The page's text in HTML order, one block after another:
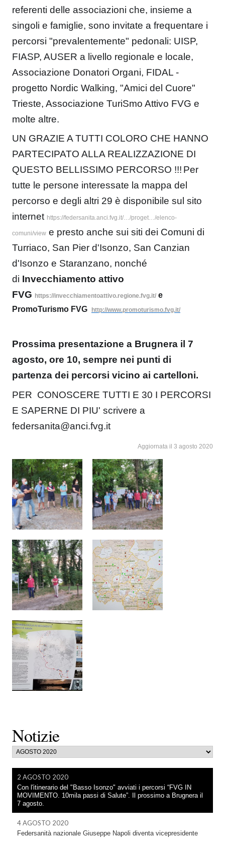
Notizie
2 AGOSTO 2020
Con l'itinerario del "Basso Isonzo" avviati i percorsi “FVG IN
MOVIMENTO. 10mila passi di Salute”. Il prossimo a Brugnera il
7 agosto.
4 AGOSTO 2020
Federsanità nazionale Giuseppe Napoli diventa vicepresidente
referenti delle associazioni che, insieme a
singoli e famiglie, sono invitate a frequentare i
percorsi "prevalentemente" pedonali: UISP,
FIASP, AUSER a livello regionale e locale,
Associazione Donatori Organi, FIDAL -
progetto Nordic Walking, "Amici del Cuore"
Trieste, Associazione TuriSmo Attivo FVG e
molte altre.
UN GRAZIE A TUTTI COLORO CHE HANNO
PARTECIPATO ALLA REALIZZAZIONE DI
QUESTO BELLISSIMO PERCORSO !!! Per
tutte le persone interessate la mappa del
percorso e degli altri 29 è disponibile sul sito
internet https://federsanita.anci.fvg.it/…/proget…/elenco-
comuni/view e presto anche sui siti dei Comuni di
Turriaco, San Pier d'Isonzo, San Canzian
d'Isonzo e Staranzano, nonché
di Invecchiamento attivo
FVG https://invecchiamentoattivo.regione.fvg.it/ e
PromoTurismo FVG
http://www.promoturismo.fvg.it/
Prossima presentazione a Brugnera il 7
agosto, ore 10, sempre nei punti di
partenza dei percorsi vicino ai cartelloni.
PER CONOSCERE TUTTI E 30 I PERCORSI
E SAPERNE DI PIU' scrivere a
federsanita@anci.fvg.it
Aggiornata il 3 agosto 2020